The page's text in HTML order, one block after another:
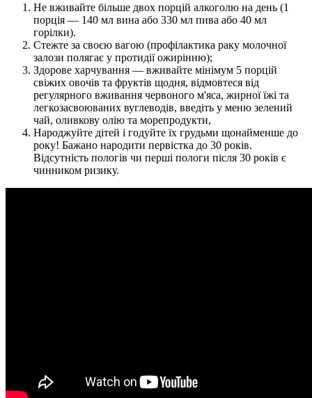
Не вживайте більше двох порцій алкоголю на день (1
порція — 140 мл вина або 330 мл пива або 40 мл
горілки).
Стежте за своєю вагою (профілактика раку молочної
залози полягає у протидії ожирінню);
Здорове харчування — вживайте мінімум 5 порцій
свіжих овочів та фруктів щодня, відмовтеся від
регулярного вживання червоного м'яса, жирної їжі та
легкозасвоюваних вуглеводів, введіть у меню зелений
чай, оливкову олію та морепродукти,
Народжуйте дітей і годуйте їх грудьми щонайменше до
року! Бажано народити первістка до 30 років.
Відсутність пологів чи перші пологи після 30 років є
чинником ризику.